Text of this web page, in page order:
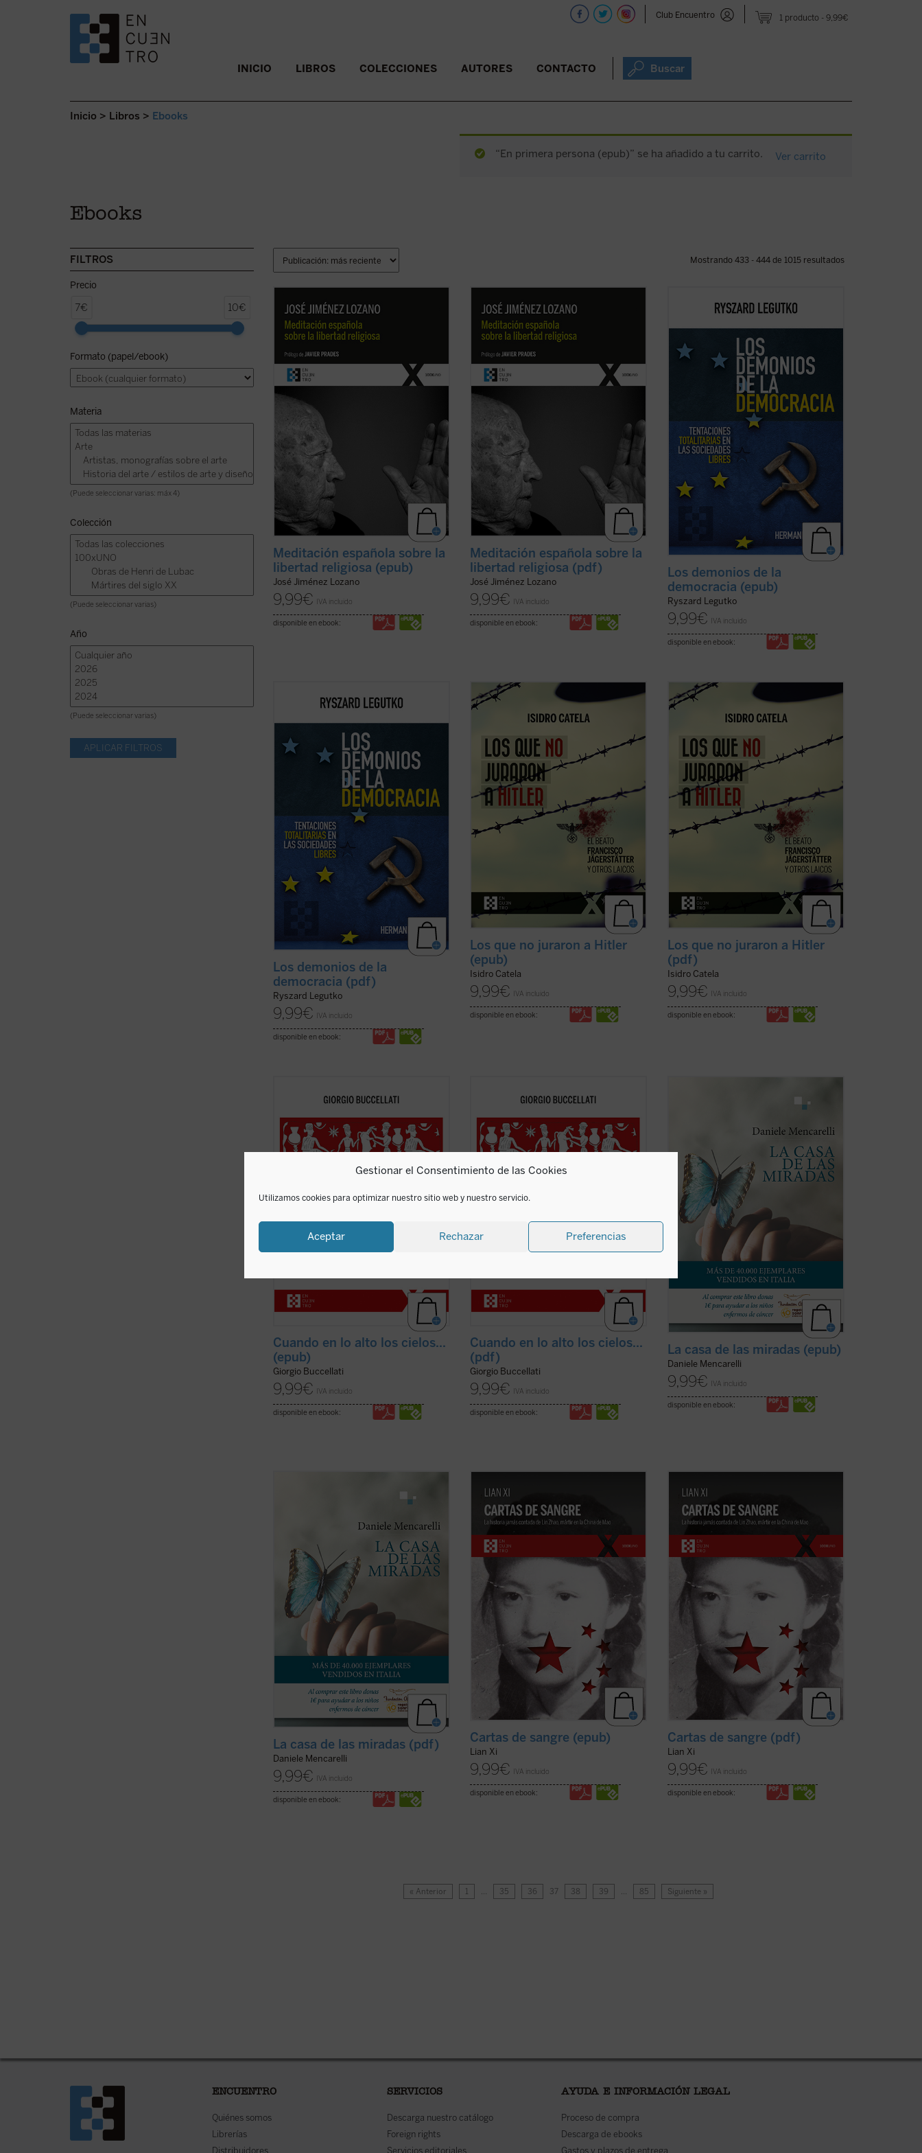
Gestionar el Consentimiento de las Cookies
Utilizamos cookies para optimizar nuestro sitio web y nuestro servicio.
Aceptar Rechazar Preferencias
1 producto 9,99€
Club Encuentro
SALTAR AL CONTENIDO. INICIO LIBROS COLECCIONES AUTORES CONTACTO Buscar
Inicio > Libros > Ebooks
“En primera persona (epub)” se ha añadido a tu carrito. Ver carrito
Ebooks
FILTROS
Precio
7€ 10€
Formato (papel/ebook)
Materia
(Puede seleccionar varias: máx 4)
Colección
(Puede seleccionar varias)
Año
(Puede seleccionar varias)
Mostrando 433 - 444 de 1015 resultados
Sirva la reedición de esta primera obra
de Jiménez Lozano como pequeño
homenaje a su figura. Tal y como señala
D. Javier Prades, prologuista de esta
nueva edición, en la parte final de su
texto este «muta en una especie de
pequeña ...
Meditación española sobre la
libertad religiosa (epub)
José Jiménez Lozano
9,99€ IVA incluido
disponible en ebook:
Sirva la reedición de esta primera obra
de Jiménez Lozano como pequeño
homenaje a su figura. Tal y como señala
D. Javier Prades, prologuista de esta
nueva edición, en la parte final de su
texto este «muta en una especie de
pequeña ...
Meditación española sobre la
libertad religiosa (pdf)
José Jiménez Lozano
9,99€ IVA incluido
disponible en ebook:
Este libro aborda las similitudes
democracia liberal. Su autor, Ryszard
Legutko, quien vivió y sufrió el
comunismo en su Polonia natal, cuenta
cómo se han alcanzado destacadas
semejanzas entre la democracia ...
Los demonios de la
democracia (epub)
Ryszard Legutko
9,99€ IVA incluido
disponible en ebook:
Este libro aborda las similitudes
democracia liberal. Su autor, Ryszard
Legutko, quien vivió y sufrió el
comunismo en su Polonia natal, cuenta
cómo se han alcanzado destacadas
semejanzas entre la democracia ...
Los demonios de la
democracia (pdf)
Ryszard Legutko
9,99€ IVA incluido
disponible en ebook:
El joven campesino austriaco, beato
Francisco Jägerstätter, fue uno de los
de católico, no quiso jurar fidelidad a
Hitler. Aquí se narra su vida y su martirio,
testimonio de luz para la Iglesia y la ...
(ver ficha)
Los que no juraron a Hitler
(epub)
Isidro Catela
9,99€ IVA incluido
disponible en ebook:
El joven campesino austriaco, beato
Francisco Jägerstätter, fue uno de los
de católico, no quiso jurar fidelidad a
Hitler. Aquí se narra su vida y su martirio,
testimonio de luz para la Iglesia y la ...
(ver ficha)
Los que no juraron a Hitler
(pdf)
Isidro Catela
9,99€ IVA incluido
disponible en ebook:
«El libro de Buccellati (...) permite que el
arqueológica hacia la filosofía y la
teología. Ha sugerido no pocas
conexiones útiles a la hora de precisar la
Cuando en lo alto los cielos...
(epub)
Giorgio Buccellati
9,99€ IVA incluido
disponible en ebook:
«El libro de Buccellati (...) permite que el
arqueológica hacia la filosofía y la
teología. Ha sugerido no pocas
conexiones útiles a la hora de precisar la
ficha)
Cuando en lo alto los cielos...
(pdf)
Giorgio Buccellati
9,99€ IVA incluido
disponible en ebook:
poeta, Daniele Mencarelli nos ofrece
profunda crisis, en el que logra transitar
el portentoso camino de quien vuelve a
nacer tras vivir inmerso en una espiral de
(ver ficha)
La casa de las miradas (epub)
Daniele Mencarelli
9,99€ IVA incluido
disponible en ebook:
poeta, Daniele Mencarelli nos ofrece
profunda crisis, en el que logra transitar
el portentoso camino de quien vuelve a
nacer tras vivir inmerso en una espiral de
(ver ficha)
La casa de las miradas (pdf)
Daniele Mencarelli
9,99€ IVA incluido
disponible en ebook:
Cartas de sangre
Zhao, una poeta y periodista china
arrestada por el régimen de Mao en
1960 y ejecutada en la cúspide de la
Revolución Cultural. Sola entre las
víctimas de la dictadura maoísta,
mantuvo una ...
(ver ficha)
Cartas de sangre (epub)
Lian Xi
9,99€ IVA incluido
disponible en ebook:
Cartas de sangre
Zhao, una poeta y periodista china
arrestada por el régimen de Mao en
1960 y ejecutada en la cúspide de la
Revolución Cultural. Sola entre las
víctimas de la dictadura maoísta,
mantuvo una ...
(ver ficha)
Cartas de sangre (pdf)
Lian Xi
9,99€ IVA incluido
disponible en ebook:
« Anterior 1 … 35 36 37 38 39 … 85 Siguiente »
ENCUENTRO
Quiénes somos
Librerías
Distribuidores
SERVICIOS
Descarga nuestro catálogo
Foreign rights
Servicios editoriales
AYUDA E INFORMACIÓN LEGAL
Proceso de compra
Descarga de ebooks
Gastos y plazos de entrega